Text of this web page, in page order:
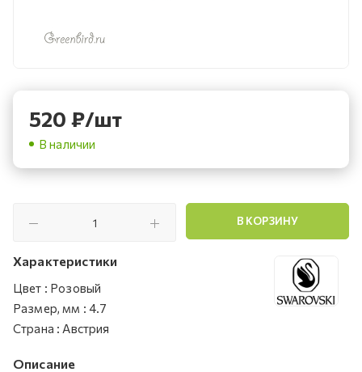
520 ₽/шт
В наличии
В КОРЗИНУ
Характеристики
Цвет : Розовый
Размер, мм : 4.7
Страна : Австрия
Описание